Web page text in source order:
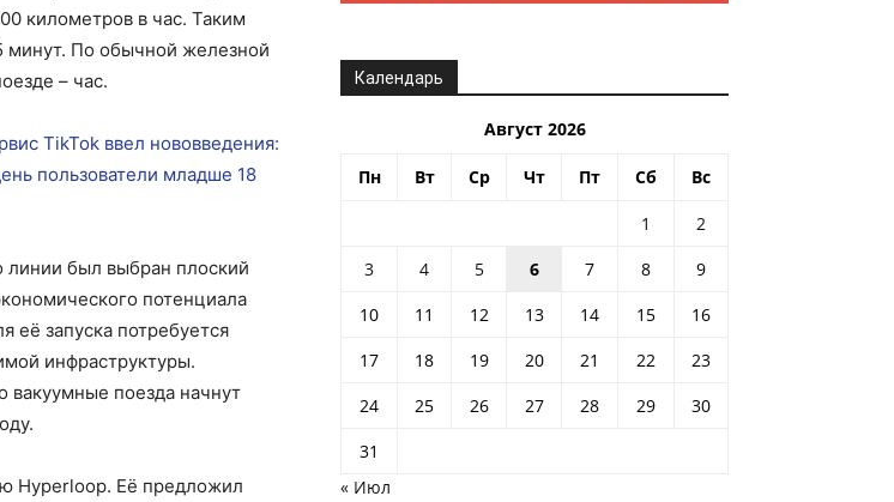
километров в час. Таким
минут. По обычной железной
– час.
TikTok ввел нововведения:
пользователи младше 18
линии был выбран плоский
потенциала
её запуска потребуется
инфраструктуры.
вакуумные поезда начнут
Hyperloop. Её предложил
Календарь
Август 2026
Пн Вт Ср Чт Пт Сб Вс
1
2
3
4 5 6 7 8
9
10
11 12 13 14 15
16
17
18 19 20 21 22
23
24
25 26 27 28 29
30
31
« Июл